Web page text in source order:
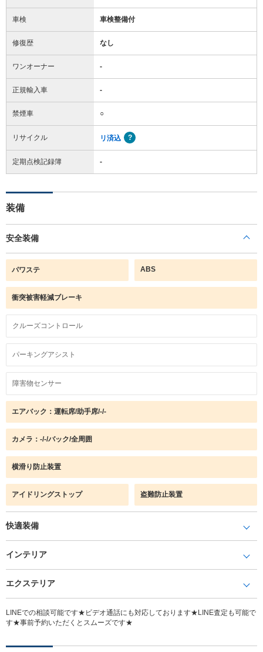
車検 車検整備付
修復歴 なし
ワンオーナー -
正規輸入車 -
禁煙車 ○
リサイクル リ済込
定期点検記録簿 -
装備
安全装備
パワステ ABS
衝突被害軽減ブレーキ
クルーズコントロール
パーキングアシスト
障害物センサー
エアバック：運転席/助手席/-/-
カメラ：-/-/バック/全周囲
横滑り防止装置
アイドリングストップ 盗難防止装置
快適装備
インテリア
エクステリア
LINEでの相談可能です★ビデオ通話にも対応しております★LINE査定も可能で
す★事前予約いただくとスムーズです★